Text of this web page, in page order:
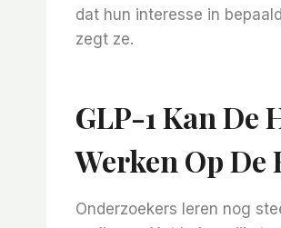
dat hun interesse in
zegt ze.
GLP-1 Kan
Werken Op De
Onderzoekers leren nog